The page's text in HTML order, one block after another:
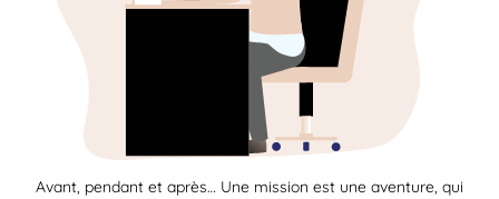
Avant, pendant et après… Une mission est une aventure, qui